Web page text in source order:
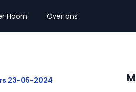
Hoorn Over ons
23-05-2024